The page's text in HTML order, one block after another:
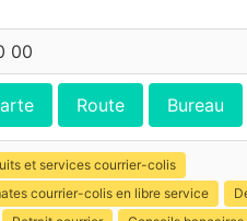
00
Route Bureau
et services courrier-colis
courrier-colis en libre service